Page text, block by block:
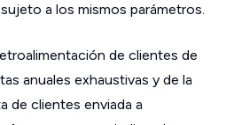
a los mismos parámetros.
de clientes de
anuales exhaustivas y de la
de clientes enviada a